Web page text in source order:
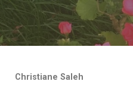
Christiane Saleh